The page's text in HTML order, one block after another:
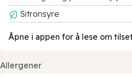
Sitronsyre
Åpne i appen for å lese om
Allergener